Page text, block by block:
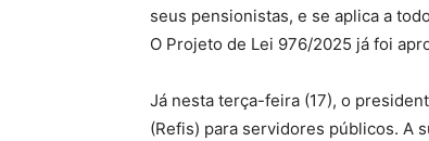
seus pensionistas, e se aplica a
O Projeto de Lei 976/2025 já foi
Já nesta terça-feira (17), o
(Refis) para servidores públicos. A